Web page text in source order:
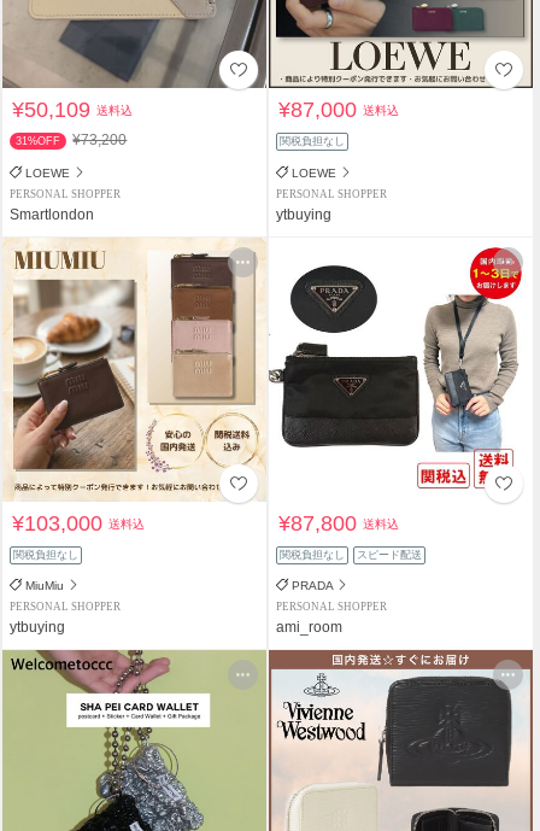
¥50,109送料込
31%OFF ¥73,200
LOEWE
PERSONAL SHOPPER
Smartlondon
¥87,000送料込
関税負担なし
LOEWE
PERSONAL SHOPPER
ytbuying
¥103,000送料込
関税負担なし
MiuMiu
PERSONAL SHOPPER
ytbuying
¥87,800送料込
関税負担なし スピード配送
PRADA
PERSONAL SHOPPER
ami_room